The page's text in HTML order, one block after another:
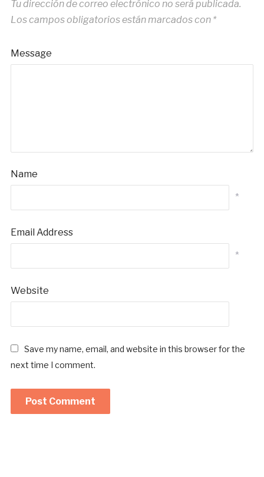
Tu dirección de correo electrónico no será publicada.
Los campos obligatorios están marcados con *
Message
Name
*
Email Address
*
Website
Save my name, email, and website in this browser for the
next time I comment.